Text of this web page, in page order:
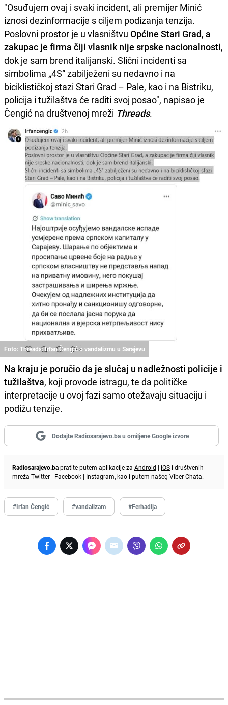
"Osuđujem ovaj i svaki incident, ali premijer Minić
iznosi dezinformacije s ciljem podizanja tenzija.
Poslovni prostor je u vlasništvu Općine Stari Grad, a
zakupac je firma čiji vlasnik nije srpske nacionalnosti,
dok je sam brend italijanski. Slični incidenti sa
simbolima „4S“ zabilježeni su nedavno i na
biciklističkoj stazi Stari Grad – Pale, kao i na Bistriku,
policija i tužilaštva će raditi svoj posao", napisao je
Čengić na društvenoj mreži Threads.
Foto: Threads: Irfan Čengić o vandalizmu u Sarajevu
Na kraju je poručio da je slučaj u nadležnosti policije i
tužilaštva, koji provode istragu, te da političke
interpretacije u ovoj fazi samo otežavaju situaciju i
podižu tenzije.
Dodajte Radiosarajevo.ba u omiljene Google izvore
Radiosarajevo.bapratite putem aplikacije za Android | iOS i društvenih
mreža Twitter | Facebook | Instagram, kao i putem našeg ViberChata.
#Irfan Čengić #vandalizam #Ferhadija